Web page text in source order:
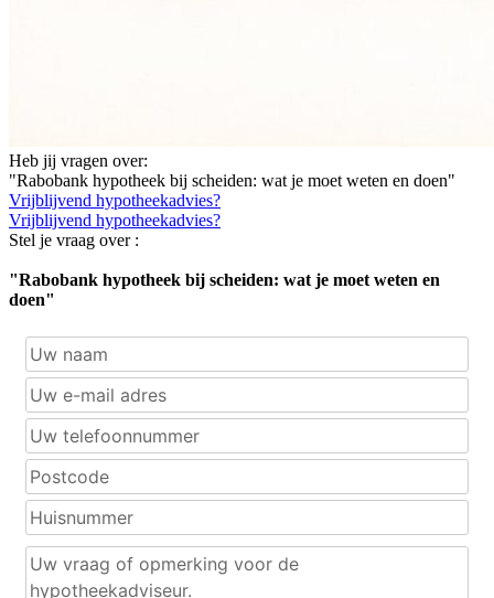
Heb jij vragen over:
"Rabobank hypotheek bij scheiden: wat je moet weten en doen"
Vrijblijvend hypotheekadvies?
Vrijblijvend hypotheekadvies?
Stel je vraag over :
"Rabobank hypotheek bij scheiden: wat je moet weten en
doen"